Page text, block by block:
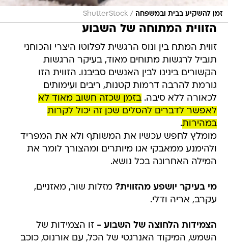
זמן להשקיע בבית ובמשפחה /
ShutterStock
הזווית המתוחה של השבוע
זווית המתח בין ונוס הרגשית לפלוטו היצרי והכוחני
תוביל לרגשות מתוחים מאוד, בעיקר הרגשות
הקשורים בינינו לבין האנשים סביבנו. הזווית הזו
גורמת להרבה דרמות קטנות, ריבים ועימותים
לכאורה ללא סיבה.בזמן שכזה חשוב מאוד לא
לאפשר לדברים להסלים שכן זה יכול לקרות
במהירות.
מומלץ לחפש עכשיו את המשותף ולא את המפריד
ולהימנע ממאבקי אגו מיותרים ומהצורך לומר את
המילה האחרונה בכל נושא.
מי בעיקר יושפע מהזווית? מזלות שור, מאזניים,
עקרב, אריה ודלי.
הצמידות הלחוצה של השבוע - זו הצמידות של
השמש, המיקוד האנרגטי של הכל, עם אורנוס, כוכב